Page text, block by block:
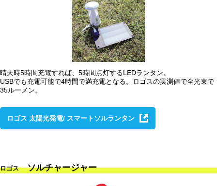
晴天時5時間充電すれば、5時間点灯するLEDランタン。
USBでも充電可能で4時間で満充電となる。ロゴスの実測値で全光束で
35ルーメン。
ロゴス 太陽光発電/ スマートソルランタン
ロゴスソルチャージャー